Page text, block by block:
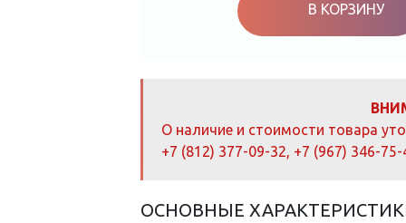
В КОРЗИНУ
О наличие и стоимости товара
+7 (812) 377-09-32, +7 (967) 346-75-
ОСНОВНЫЕ